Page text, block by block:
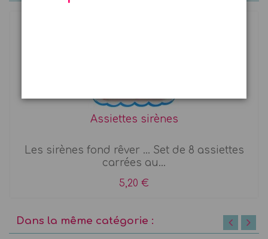
Assiettes sirènes
Les sirènes fond rêver ... Set de 8 assiettes
carrées au...
5,20 €
Dans la même catégorie :